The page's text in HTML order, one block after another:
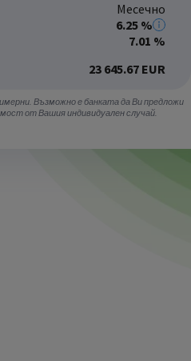
Месечно
6.25 %
7.01 %
23 645.67 EUR
Възможно е банката да Ви предложи
от Вашия индивидуален случай.